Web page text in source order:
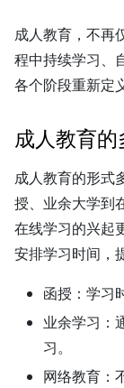
成人教育，不再
程中持续学习、
各个阶段重新定
成人教育
成人教育的形式
授、业余大学到
在线学习的兴起
安排学习时间，
函授： 学习
业余学习：
习。
网络教育：